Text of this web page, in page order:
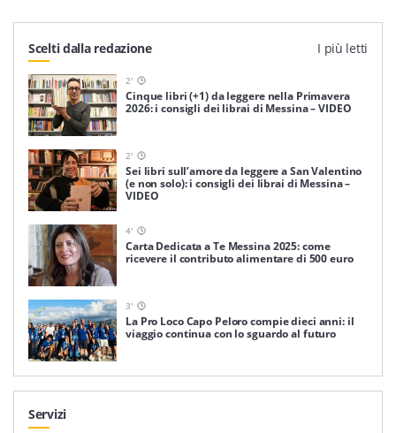
Resta sempre aggiornato con le ultime news, iscriviti alla
nostra newsletter
Iscriviti
Scelti dalla redazione I più letti
2'
Cinque libri (+1) da leggere nella Primavera
2026: i consigli dei librai di Messina – VIDEO
2'
Sei libri sull’amore da leggere a San Valentino
(e non solo): i consigli dei librai di Messina –
VIDEO
4'
Carta Dedicata a Te Messina 2025: come
ricevere il contributo alimentare di 500 euro
3'
La Pro Loco Capo Peloro compie dieci anni: il
viaggio continua con lo sguardo al futuro
Servizi